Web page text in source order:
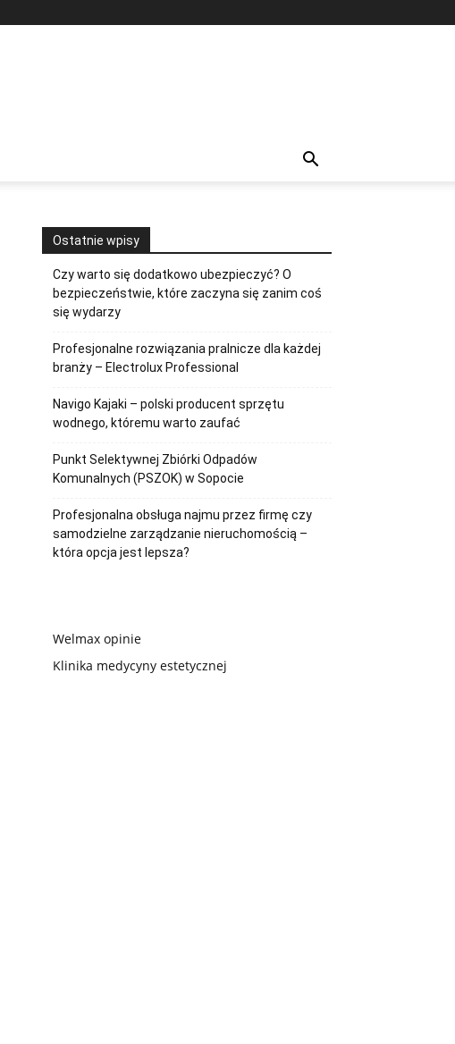
Ostatnie wpisy
Czy warto się dodatkowo ubezpieczyć? O
bezpieczeństwie, które zaczyna się zanim coś
się wydarzy
Profesjonalne rozwiązania pralnicze dla każdej
branży – Electrolux Professional
Navigo Kajaki – polski producent sprzętu
wodnego, któremu warto zaufać
Punkt Selektywnej Zbiórki Odpadów
Komunalnych (PSZOK) w Sopocie
Profesjonalna obsługa najmu przez firmę czy
samodzielne zarządzanie nieruchomością –
która opcja jest lepsza?
Welmax opinie
Klinika medycyny estetycznej